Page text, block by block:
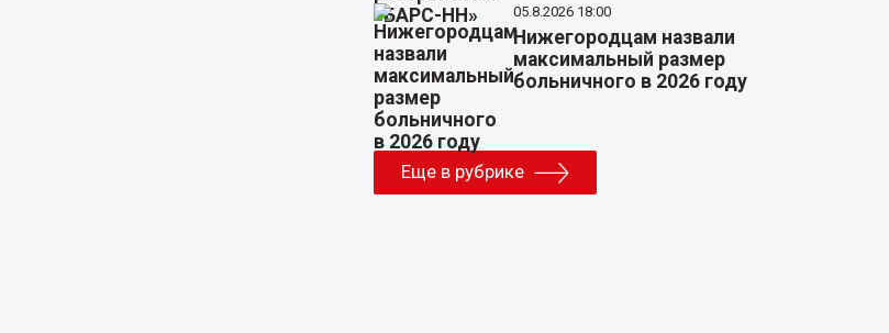
05.8.2026 18:00
Нижегородцам назвали
максимальный размер
больничного в 2026 году
Еще в рубрике